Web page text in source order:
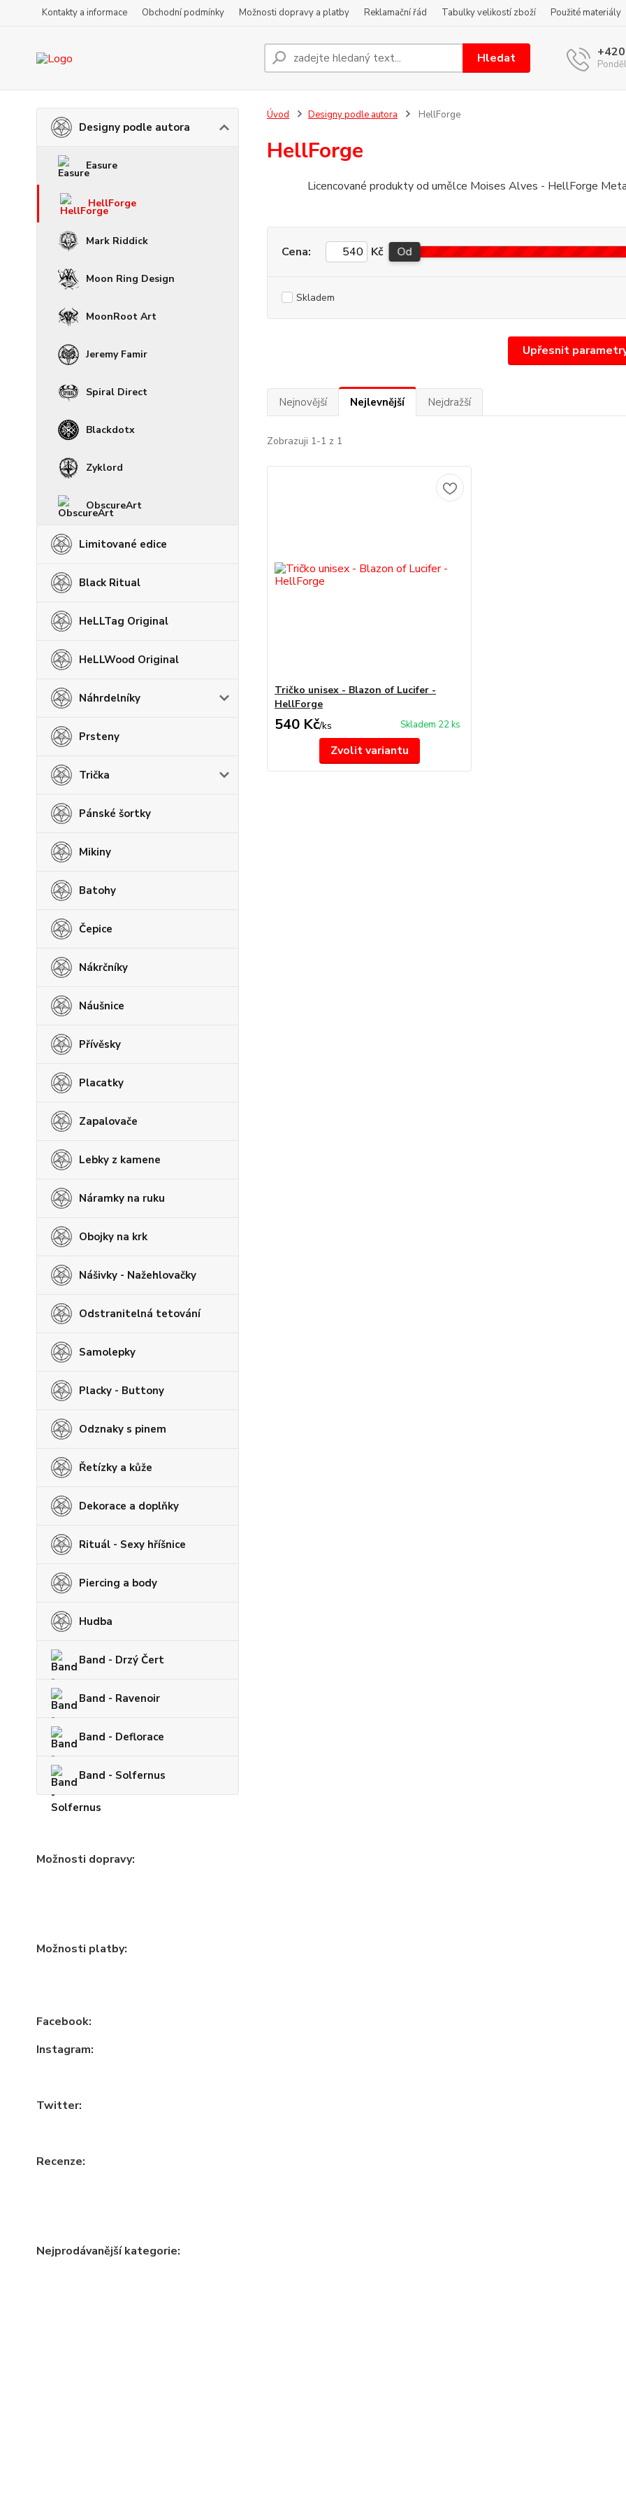
Kontakty a informace Obchodní podmínky Možnosti dopravy a platby Reklamační řád Tabulky velikostí zboží Použité materiály
Hledat
Designy podle autora
Easure
HellForge
Mark Riddick
Moon Ring Design
MoonRoot Art
Jeremy Famir
Spiral Direct
Blackdotx
Zyklord
ObscureArt
Limitované edice
Black Ritual
HeLLTag Original
HeLLWood Original
Náhrdelníky
Prsteny
Trička
Pánské šortky
Mikiny
Batohy
Čepice
Nákrčníky
Náušnice
Přívěsky
Placatky
Zapalovače
Lebky z kamene
Náramky na ruku
Obojky na krk
Nášivky - Nažehlovačky
Odstranitelná tetování
Samolepky
Placky - Buttony
Odznaky s pinem
Řetízky a kůže
Dekorace a doplňky
Rituál - Sexy hříšnice
Piercing a body
Hudba
Band - Drzý Čert
Band - Ravenoir
Band - Deflorace
Band - Solfernus
Možnosti dopravy:
Možnosti platby:
Facebook:
Instagram:
Twitter:
Recenze:
Nejprodávanější kategorie:
Úvod Designy podle autora HellForge
HellForge
Licencované produkty od umělce Moises Alves - HellForge
Upřesnit
Cena: Kč Od
Skladem
Nejnovější Nejlevnější Nejdražší
Zobrazuji 1-1 z 1
Tričko unisex - Blazon of Lucifer -
HellForge
540 Kč/ks Skladem 22 ks
Zvolit variantu